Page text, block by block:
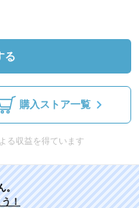
る
購入ストア一覧
る収益を得ています
。
！